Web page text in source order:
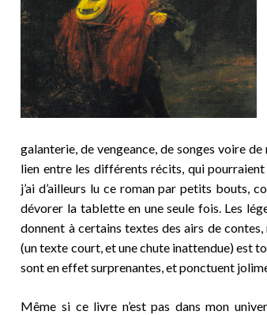
galanterie, de vengeance, de songes voire
lien entre les différents récits, qui
j’ai d’ailleurs lu ce roman par petits bouts,
dévorer la tablette en une seule fois. Les
donnent à certains textes des airs de contes,
(un texte court, et une chute inattendue) est
sont en effet surprenantes, et ponctuent
Même si ce livre n’est pas dans mon